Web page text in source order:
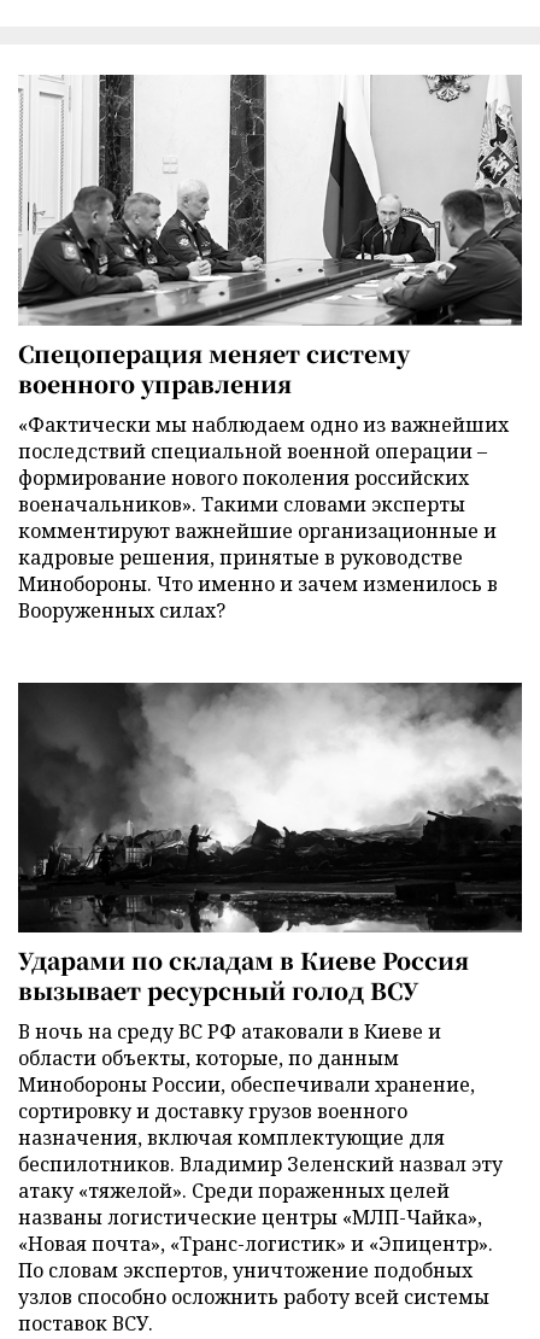
Спецоперация меняет систему
военного управления
«Фактически мы наблюдаем одно из важнейших
последствий специальной военной операции –
формирование нового поколения российских
военачальников». Такими словами эксперты
комментируют важнейшие организационные и
кадровые решения, принятые в руководстве
Минобороны. Что именно и зачем изменилось в
Вооруженных силах?
Ударами по складам в Киеве Россия
вызывает ресурсный голод ВСУ
В ночь на среду ВС РФ атаковали в Киеве и
области объекты, которые, по данным
Минобороны России, обеспечивали хранение,
сортировку и доставку грузов военного
назначения, включая комплектующие для
беспилотников. Владимир Зеленский назвал эту
атаку «тяжелой». Среди пораженных целей
названы логистические центры «МЛП-Чайка»,
«Новая почта», «Транс-логистик» и «Эпицентр».
По словам экспертов, уничтожение подобных
узлов способно осложнить работу всей системы
поставок ВСУ.